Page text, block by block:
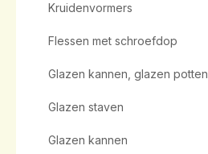
Kruidenvormers
Flessen met schroefdop
Glazen kannen, glazen potten
Glazen staven
Glazen kannen